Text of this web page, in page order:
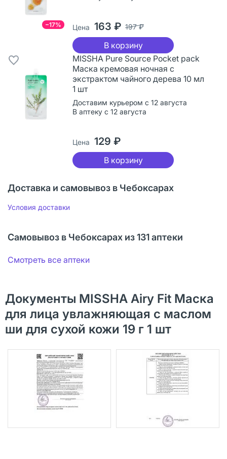
−17% Цена 163 ₽ 197 ₽
В корзину
MISSHA Pure Source Pocket pack
Маска кремовая ночная с
экстрактом чайного дерева 10 мл
1 шт
Доставим курьером с 12 августа
В аптеку с 12 августа
Цена 129 ₽
В корзину
Доставка и самовывоз в Чебоксарах
Условия доставки
Самовывоз в Чебоксарах из 131 аптеки
Смотреть все аптеки
Документы MISSHA Airy Fit Маска
для лица увлажняющая с маслом
ши для сухой кожи 19 г 1 шт